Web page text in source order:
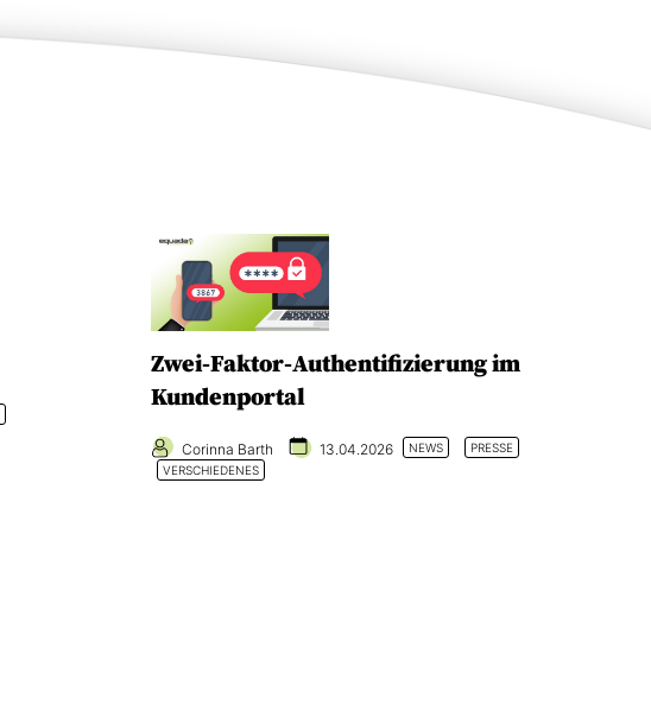
Zwei-Faktor-Authentifizierung im
Kundenportal
Corinna Barth 13.04.2026 NEWS
PRESSE
VERSCHIEDENES